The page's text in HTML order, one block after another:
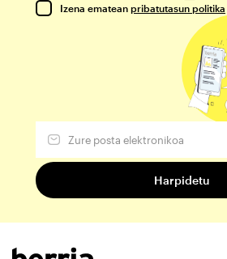
Izena ematean pribatutasun politika